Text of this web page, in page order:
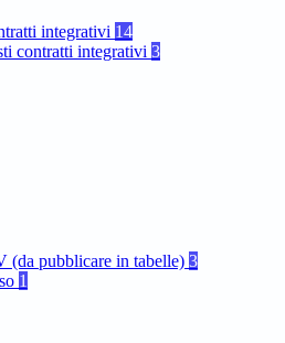
integrativi 14
contratti integrativi 3
(da pubblicare in tabelle) 3
1